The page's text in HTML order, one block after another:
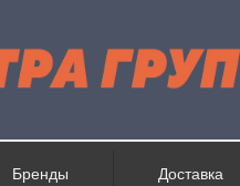
Бренды Доставка